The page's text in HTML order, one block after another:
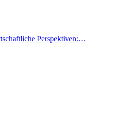
Perspektiven:…